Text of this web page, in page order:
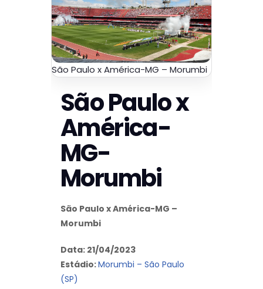
São Paulo x América-MG – Morumbi
São Paulo x
América-
MG-
Morumbi
São Paulo x América-MG –
Morumbi
Data: 21/04/2023
Estádio:Morumbi – São Paulo
(SP)